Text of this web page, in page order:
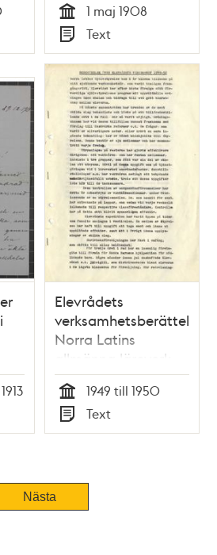
Tid
1 maj 1908
Typ
Text
Elevrådets
verksamhetsberättelse
Norra Latins
allmänna läroverk
för gossar – 1949-
1950
Tid
1949 till 1950
Typ
Text
Nästa